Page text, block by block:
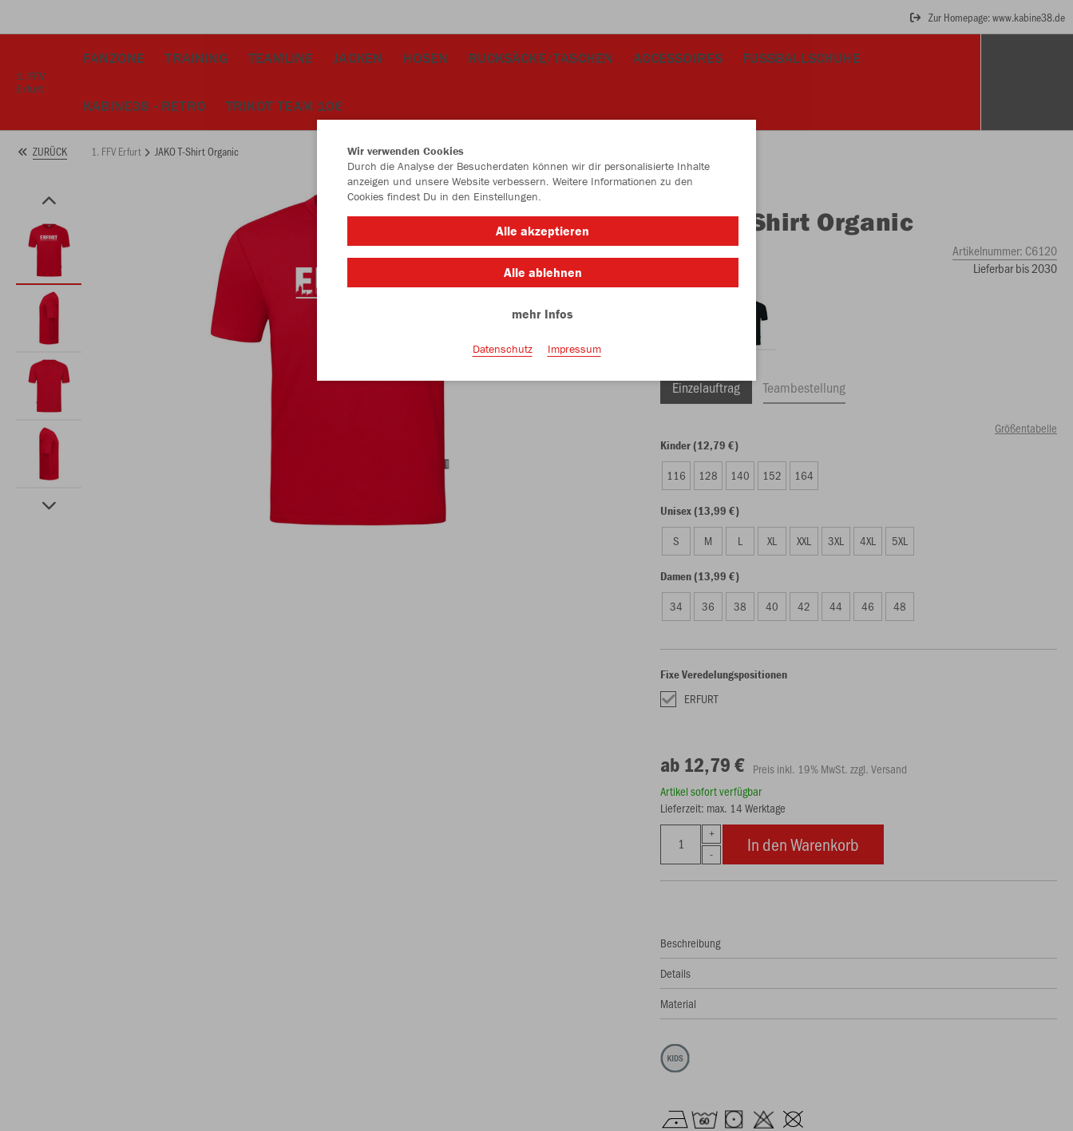
Zur Homepage: www.kabine38.de
1. FFV
Erfurt
FANZONE TRAINING TEAMLINE JACKEN HOSEN RUCKSÄCKE/TASCHEN ACCESSOIRES FUSSBALLSCHUHE
KABINE38 - RETRO TRIKOT TEAM 10€
ZURÜCK 1. FFV Erfurt JAKO T-Shirt Organic
JAKO T-Shirt Organic
rot Artikelnummer: C6120
Lieferbar bis 2030
Einzelauftrag Teambestellung
Größentabelle
Kinder (12,79 €)
116 128 140 152 164
Unisex (13,99 €)
S M L XL XXL 3XL 4XL 5XL
Damen (13,99 €)
34 36 38 40 42 44 46 48
Fixe Veredelungspositionen
ERFURT
ab 12,79 € Preis inkl. 19% MwSt. zzgl. Versand
Artikel sofort verfügbar
Lieferzeit: max. 14 Werktage
In den Warenkorb
Beschreibung
Details
Material
Wir verwenden Cookies
Durch die Analyse der Besucherdaten können wir dir personalisierte Inhalte
anzeigen und unsere Website verbessern. Weitere Informationen zu den
Cookies findest Du in den Einstellungen.
Alle akzeptieren
Alle ablehnen
mehr Infos
Datenschutz Impressum